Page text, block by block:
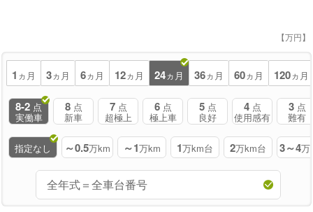
【万円】
1 ヵ月 3ヵ月 6ヵ月 12ヵ月 24ヵ月 36ヵ月 60ヵ月 120ヵ月
8-2 点
実働車
8 点
新車
7 点
超極上
6 点
極上車
5 点
良好
4 点
使用感有
3 点
難有
指定なし ～0.5万km ～1万km 1万km台 2万km台 3～4万